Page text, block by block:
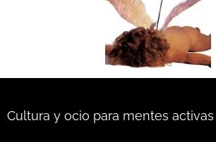
Cultura y ocio para mentes activas